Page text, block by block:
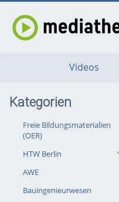
Videos
Kategorien
Freie Bildungsmaterialien
(OER)
HTW Berlin
AWE
Bauingenieurwesen